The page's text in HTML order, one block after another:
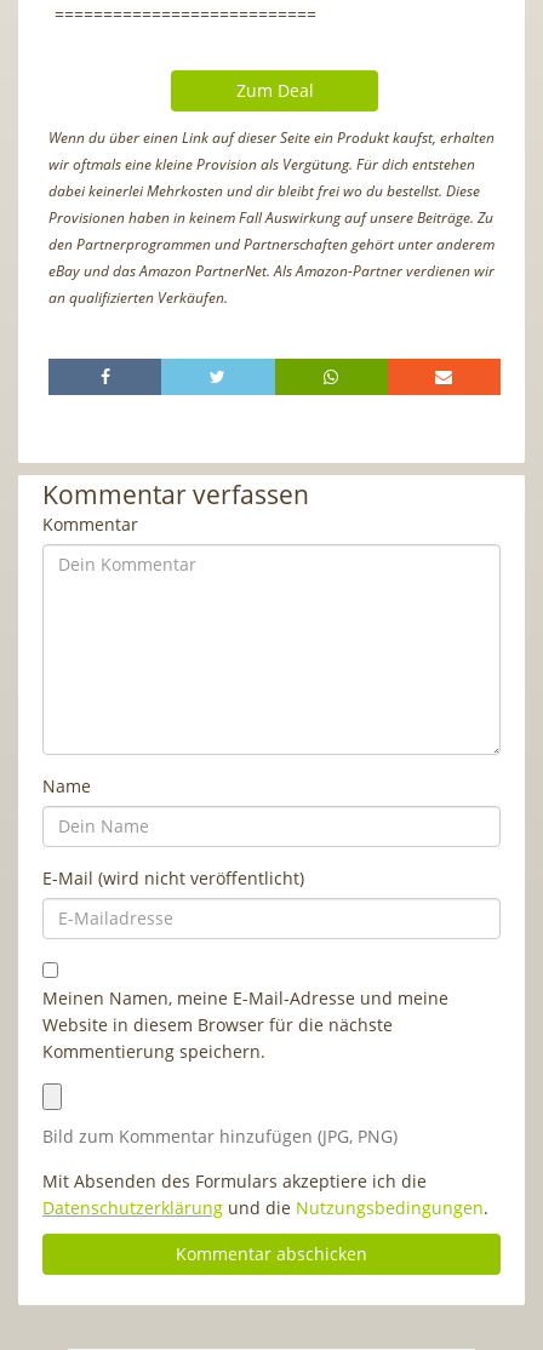
===========================
Zum Deal
Wenn du über einen Link auf dieser Seite ein Produkt kaufst, erhalten
wir oftmals eine kleine Provision als Vergütung. Für dich entstehen
dabei keinerlei Mehrkosten und dir bleibt frei wo du bestellst. Diese
Provisionen haben in keinem Fall Auswirkung auf unsere Beiträge. Zu
den Partnerprogrammen und Partnerschaften gehört unter anderem
eBay und das Amazon PartnerNet. Als Amazon-Partner verdienen wir
an qualifizierten Verkäufen.
Kommentar verfassen
Kommentar
Name
E-Mail (wird nicht veröffentlicht)
Meinen Namen, meine E-Mail-Adresse und meine
Website in diesem Browser für die nächste
Kommentierung speichern.
Bild zum Kommentar hinzufügen (JPG, PNG)
Mit Absenden des Formulars akzeptiere ich die
Datenschutzerklärung und die Nutzungsbedingungen.